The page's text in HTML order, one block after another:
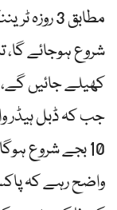
مطابق 3
شروع ہوجائے گا،
10 بجے شروع ہوگا۔
واضح رہے کہ